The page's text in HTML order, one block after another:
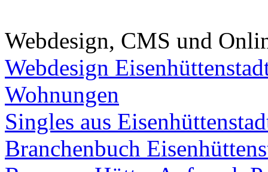
Webdesign, CMS und
Webdesign
Wohnungen
Singles aus
Branchenbuch